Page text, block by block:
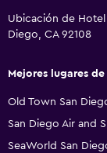
Zoológico
Bicicletas
Golf
Ubicación de
Diego, CA 92108
Mejores lugares
SeaWorld San